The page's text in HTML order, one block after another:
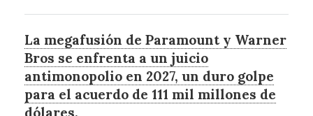
La megafusión de Paramount y Warner
Bros se enfrenta a un juicio
antimonopolio en 2027, un duro golpe
para el acuerdo de 111 mil millones de
dólares.